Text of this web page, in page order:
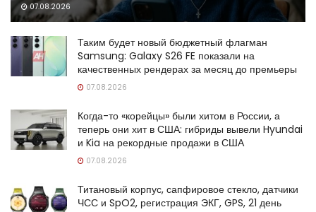
07.08.2026
Таким будет новый бюджетный флагман
Samsung: Galaxy S26 FE показали на
качественных рендерах за месяц до премьеры
07.08.2026
Когда-то «корейцы» были хитом в России, а
теперь они хит в США: гибриды вывели Hyundai
и Kia на рекордные продажи в США
07.08.2026
Титановый корпус, сапфировое стекло, датчики
ЧСС и SpO2, регистрация ЭКГ, GPS, 21 день